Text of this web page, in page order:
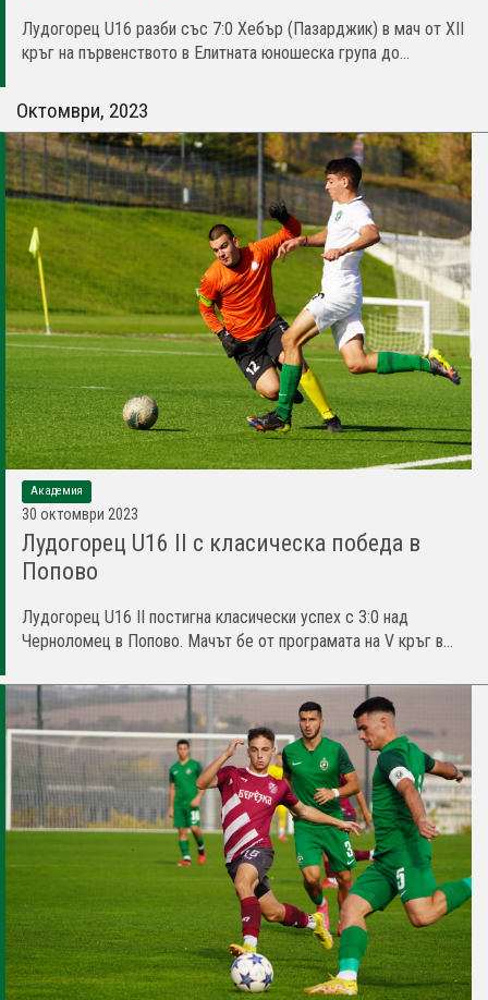
Лудогорец U16 разби със 7:0 Хебър (Пазарджик) в мач от XII
кръг на първенството в Елитната юношеска група до...
Октомври, 2023
Академия
30 октомври 2023
Лудогорец U16 II с класическа победа в
Попово
Лудогорец U16 II постигна класически успех с 3:0 над
Черноломец в Попово. Мачът бе от програмата на V кръг в...